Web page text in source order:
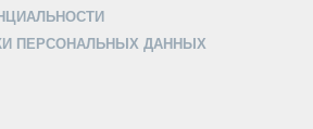
ПЕРСОНАЛЬНЫХ ДАННЫХ